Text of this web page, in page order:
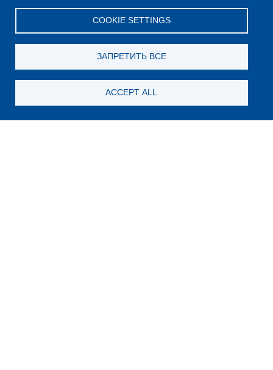
COOKIE SETTINGS
ЗАПРЕТИТЬ ВСЕ
ACCEPT ALL